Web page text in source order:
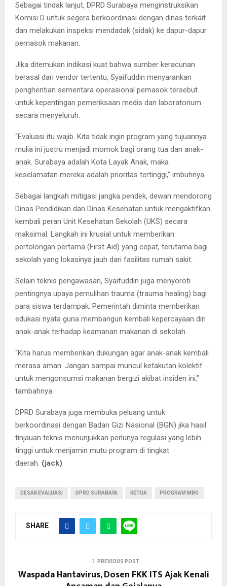
Sebagai tindak lanjut, DPRD Surabaya menginstruksikan
Komisi D untuk segera berkoordinasi dengan dinas terkait
dan melakukan inspeksi mendadak (sidak) ke dapur-dapur
pemasok makanan.
Jika ditemukan indikasi kuat bahwa sumber keracunan
berasal dari vendor tertentu, Syaifuddin menyarankan
penghentian sementara operasional pemasok tersebut
untuk kepentingan pemeriksaan medis dan laboratorium
secara menyeluruh.
“Evaluasi itu wajib. Kita tidak ingin program yang tujuannya
mulia ini justru menjadi momok bagi orang tua dan anak-
anak. Surabaya adalah Kota Layak Anak, maka
keselamatan mereka adalah prioritas tertinggi,” imbuhnya.
Sebagai langkah mitigasi jangka pendek, dewan mendorong
Dinas Pendidikan dan Dinas Kesehatan untuk mengaktifkan
kembali peran Unit Kesehatan Sekolah (UKS) secara
maksimal. Langkah ini krusial untuk memberikan
pertolongan pertama (First Aid) yang cepat, terutama bagi
sekolah yang lokasinya jauh dari fasilitas rumah sakit.
Selain teknis pengawasan, Syaifuddin juga menyoroti
pentingnya upaya pemulihan trauma (trauma healing) bagi
para siswa terdampak. Pemerintah diminta memberikan
edukasi nyata guna membangun kembali kepercayaan diri
anak-anak terhadap keamanan makanan di sekolah.
“Kita harus memberikan dukungan agar anak-anak kembali
merasa aman. Jangan sampai muncul ketakutan kolektif
untuk mengonsumsi makanan bergizi akibat insiden ini,”
tambahnya.
DPRD Surabaya juga membuka peluang untuk
berkoordinasi dengan Badan Gizi Nasional (BGN) jika hasil
tinjauan teknis menunjukkan perlunya regulasi yang lebih
tinggi untuk menjamin mutu program di tingkat
daerah. (jack)
DESAK EVALUASI DPRD SURABAYA KETUA PROGRAM MBG
SHARE
PREVIOUS POST
Waspada Hantavirus, Dosen FKK ITS Ajak Kenali